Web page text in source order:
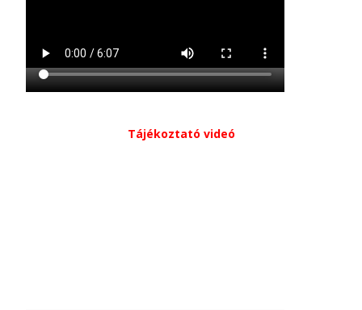
Tájékoztató videó